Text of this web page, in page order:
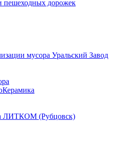
пешеходных дорожек
мусора Уральский Завод
ЛИТКОМ (Рубцовск)